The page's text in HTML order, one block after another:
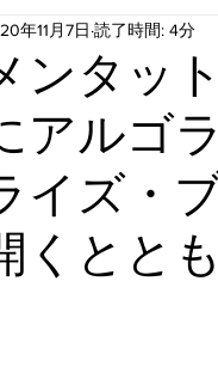
定期レポート
アルゴランド財団
ーン
ンタッ
アルゴ
イズ・
くとと
年11月7日 読了時間: 4分